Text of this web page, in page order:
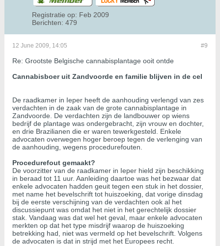
Registratie op: Feb 2009
Berichten: 479
#9
12 June 2009, 14:05
Re: Grootste Belgische cannabisplantage ooit ontde
Cannabisboer uit Zandvoorde en familie blijven in de cel
De raadkamer in Ieper heeft de aanhouding verlengd van zes
verdachten in de zaak van de grote cannabisplantage in
Zandvoorde. De verdachten zijn de landbouwer op wiens
bedrijf de plantage was ondergebracht, zijn vrouw en dochter,
en drie Brazilianen die er waren tewerkgesteld. Enkele
advocaten overwegen hoger beroep tegen de verlenging van
de aanhouding, wegens procedurefouten.
Procedurefout gemaakt?
De voorzitter van de raadkamer in Ieper hield zijn beschikking
in beraad tot 11 uur. Aanleiding daartoe was het bezwaar dat
enkele advocaten hadden geuit tegen een stuk in het dossier,
met name het bevelschrift tot huiszoeking, dat vorige dinsdag
bij de eerste verschijning van de verdachten ook al het
discussiepunt was omdat het niet in het gerechtelijk dossier
stak. Vandaag was dat wel het geval, maar enkele advocaten
merkten op dat het type misdrijf waarop de huiszoeking
betrekking had, niet was vermeld op het bevelschrift. Volgens
de advocaten is dat in strijd met het Europees recht.